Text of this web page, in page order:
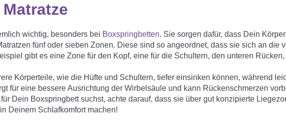
wichtig, besonders bei Boxspringbetten. Sie sorgen dafür, dass Dein Körper
fünf oder sieben Zonen. Diese sind so angeordnet, dass sie sich an die
gibt es eine Zone für den Kopf, eine für die Schultern, den unteren
Körperteile, wie die Hüfte und Schultern, tiefer einsinken können, während
für eine bessere Ausrichtung der Wirbelsäule und kann Rückenschmerzen
Dein Boxspringbett suchst, achte darauf, dass sie über gut konzipierte
Deinem Schlafkomfort machen!